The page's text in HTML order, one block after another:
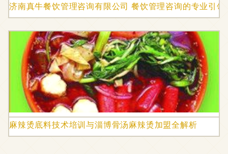
济南真牛餐饮管理咨询有限公司 餐饮管理咨询的专业引领
麻辣烫底料技术培训与淄博骨汤麻辣烫加盟全解析